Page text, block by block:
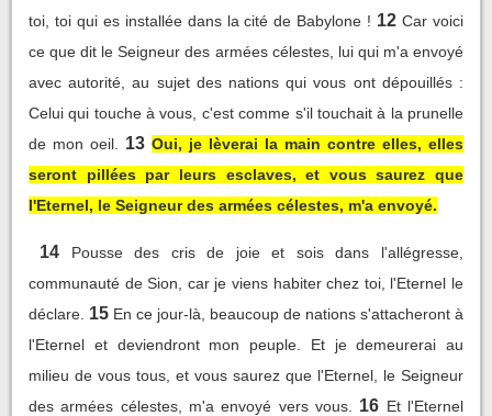
toi, toi qui es installée dans la cité de Babylone ! 12 Car voici
ce que dit le Seigneur des armées célestes, lui qui m'a envoyé
avec autorité, au sujet des nations qui vous ont dépouillés :
Celui qui touche à vous, c'est comme s'il touchait à la prunelle
de mon oeil.
13 Oui, je lèverai la main contre elles, elles
seront pillées par leurs esclaves, et vous saurez que
l'Eternel, le Seigneur des armées célestes, m'a envoyé.
14
Pousse des cris de joie et sois dans l'allégresse,
communauté de Sion, car je viens habiter chez toi, l'Eternel le
déclare. 15 En ce jour-là, beaucoup de nations s'attacheront à
l'Eternel et deviendront mon peuple. Et je demeurerai au
milieu de vous tous, et vous saurez que l'Eternel, le Seigneur
des armées célestes, m'a envoyé vers vous.
16 Et l'Eternel